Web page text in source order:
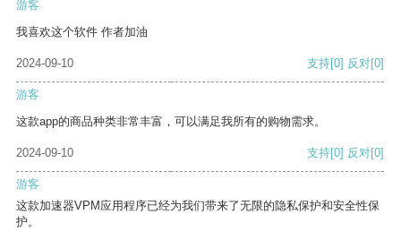
游客
我喜欢这个软件 作者加油
2024-09-10 支持[0] 反对[0]
游客
这款app的商品种类非常丰富，可以满足我所有的购物需求。
2024-09-10 支持[0] 反对[0]
游客
这款加速器VPM应用程序已经为我们带来了无限的隐私保护和安全性保
护。